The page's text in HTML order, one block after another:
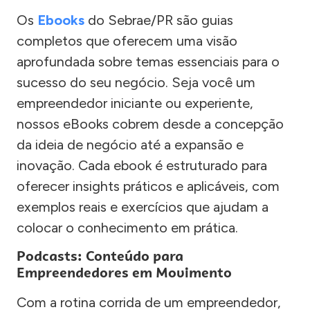
Os Ebooks do Sebrae/PR são guias
completos que oferecem uma visão
aprofundada sobre temas essenciais para o
sucesso do seu negócio. Seja você um
empreendedor iniciante ou experiente,
nossos eBooks cobrem desde a concepção
da ideia de negócio até a expansão e
inovação. Cada ebook é estruturado para
oferecer insights práticos e aplicáveis, com
exemplos reais e exercícios que ajudam a
colocar o conhecimento em prática.
Podcasts: Conteúdo para
Empreendedores em Movimento
Com a rotina corrida de um empreendedor,